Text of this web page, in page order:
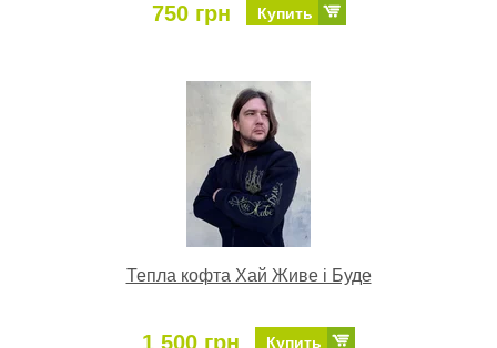
750 грн Купить
Тепла кофта Хай Живе і Буде
1 500 грн Купить